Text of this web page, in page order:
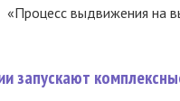
выдвижения на
запускают